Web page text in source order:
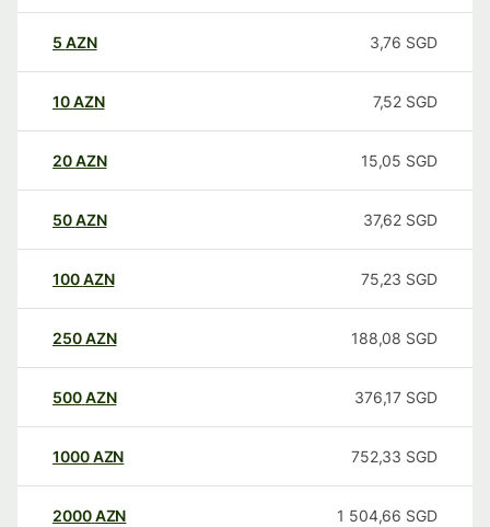
5 AZN 3,76 SGD
10AZN 7,52 SGD
20AZN 15,05 SGD
50AZN 37,62 SGD
100AZN 75,23 SGD
250AZN 188,08 SGD
500AZN 376,17 SGD
1000AZN 752,33 SGD
2000AZN 1 504,66 SGD